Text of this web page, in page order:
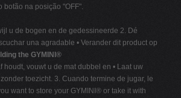
na posição "OFF".
u de bogen en de gedessineerde 2. Dé
una agradable • Verander dit product op
the GYMINI®
houdt, vouwt u de mat dubbel en • Laat uw
toezicht. 3. Cuando termine de jugar, le
want to store your GYMINI® or take it with